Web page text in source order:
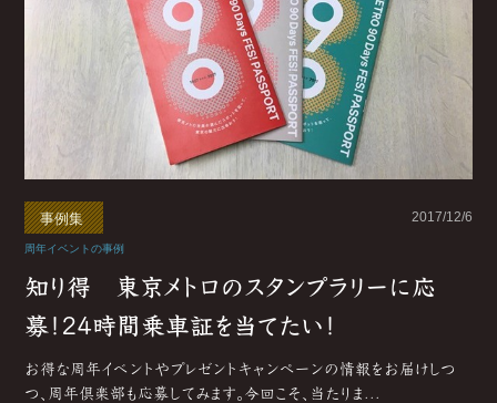
事例集 2017/12/6
周年イベントの事例
知り得 東京メトロのスタンプラリーに応
募！24時間乗車証を当てたい！
お得な周年イベントやプレゼントキャンペーンの情報をお届けしつ
つ、周年倶楽部も応募してみます。今回こそ、当たりま...